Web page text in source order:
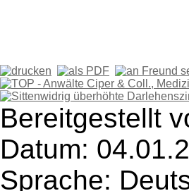
Bereitgestellt
Datum:
Sprache: